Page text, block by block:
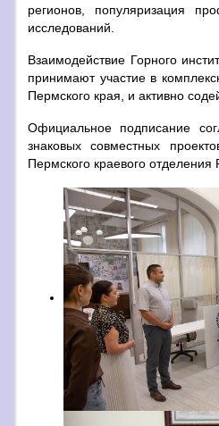
регионов, популяризация
исследований.
Взаимодействие Горного
принимают участие в
Пермского края, и активно
Официальное подписание
знаковых совместных
Пермского краевого